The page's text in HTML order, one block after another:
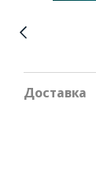
Доставка